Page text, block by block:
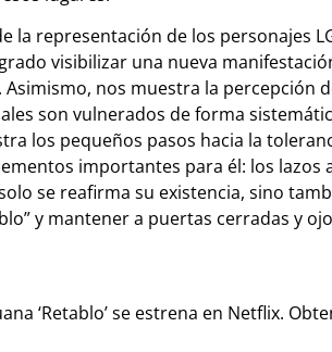
representación de los personajes
visibilizar una nueva
nos muestra la percepción
son vulnerados de forma
los pequeños pasos hacia la
importantes para él: los
se reafirma su existencia, sino
y mantener a puertas cerradas y
‘Retablo’ se estrena en Netflix.